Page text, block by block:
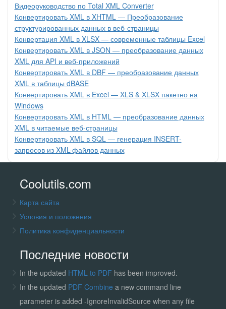
Видеоруководство по Total XML Converter
Конвертировать XML в XHTML — Преобразование
структурированных данных в веб-страницы
Конвертация XML в XLSX — современные таблицы Excel
Конвертировать XML в JSON — преобразование данных
XML для API и веб-приложений
Конвертировать XML в DBF — преобразование данных
XML в таблицы dBASE
Конвертировать XML в Excel — XLS & XLSX пакетно на
Windows
Конвертировать XML в HTML — преобразование данных
XML в читаемые веб-страницы
Конвертировать XML в SQL — генерация INSERT-
запросов из XML-файлов данных
Coolutils.com
Карта сайта
Условия и положения
Политика конфиденциальности
Последние новости
In the updated HTML to PDF has been improved.
In the updated PDF Combine a new command line
parameter is added -IgnoreInvalidSource when any file